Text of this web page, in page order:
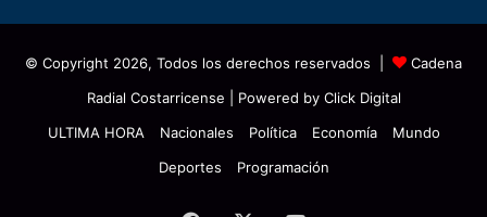
© Copyright 2026, Todos los derechos reservados |
Cadena
Radial Costarricense | Powered by Click Digital
ULTIMA HORA
Nacionales Política Economía
Mundo
Deportes
Programación